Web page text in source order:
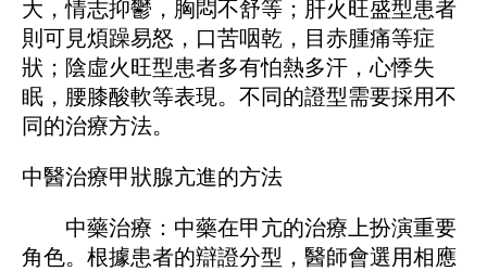
大，情志抑鬱，胸悶不舒等；肝火旺盛型患者
則可見煩躁易怒，口苦咽乾，目赤腫痛等症
狀；陰虛火旺型患者多有怕熱多汗，心悸失
眠，腰膝酸軟等表現。不同的證型需要採用不
同的治療方法。
中醫治療甲狀腺亢進的方法
中藥治療：中藥在甲亢的治療上扮演重要
角色。根據患者的辯證分型，醫師會選用相應